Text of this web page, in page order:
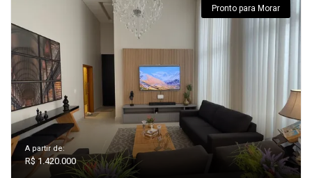
Pronto para Morar
A partir de:
R$ 1.420.000